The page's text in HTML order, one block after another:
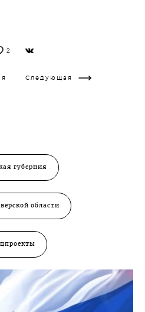
2
Следующая
губерния
области